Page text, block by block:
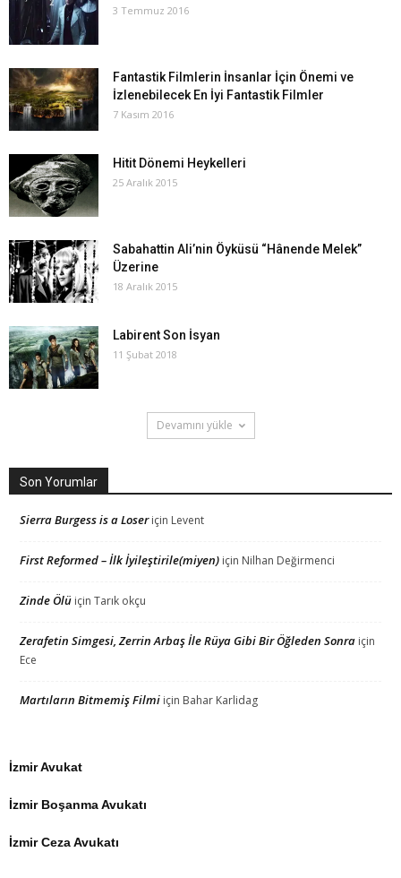
3 Temmuz 2016
Fantastik Filmlerin İnsanlar İçin Önemi ve
İzlenebilecek En İyi Fantastik Filmler
7 Kasım 2016
Hitit Dönemi Heykelleri
25 Aralık 2015
Sabahattin Ali’nin Öyküsü “Hânende Melek”
Üzerine
18 Aralık 2015
Labirent Son İsyan
11 Şubat 2018
Devamını yükle
Son Yorumlar
Sierra Burgess is a Loseriçin Levent
First Reformed – İlk İyileştirile(miyen) için Nilhan Değirmenci
Zinde Ölü için Tarık okçu
Zerafetin Simgesi, Zerrin Arbaş İle Rüya Gibi Bir Öğleden Sonra için
Ece
Martıların Bitmemiş Filmi için Bahar Karlidag
İzmir Avukat
İzmir Boşanma Avukatı
İzmir Ceza Avukatı